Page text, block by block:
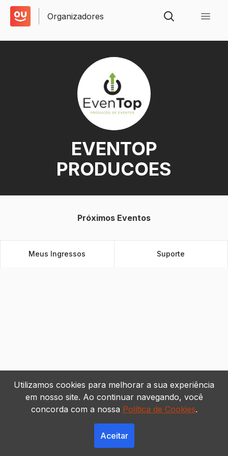
Utilizamos cookies para melhorar a sua experiência
em nosso site. Ao continuar navegando, você
concorda com a nossa Política de Cookies.
Aceitar
Organizadores
EVENTOP
PRODUCOES
Próximos Eventos
Meus Ingressos Suporte